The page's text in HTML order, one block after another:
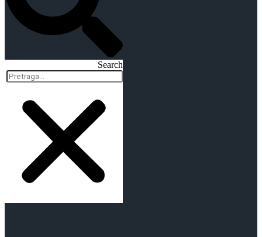
Search